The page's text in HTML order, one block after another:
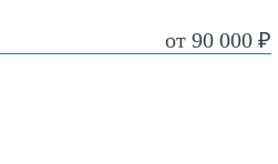
от 90 000 ₽